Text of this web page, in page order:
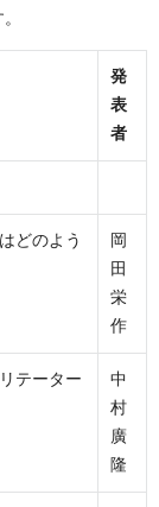
発
表
者
どのよう
岡
田
栄
作
テーター
中
村
廣
隆